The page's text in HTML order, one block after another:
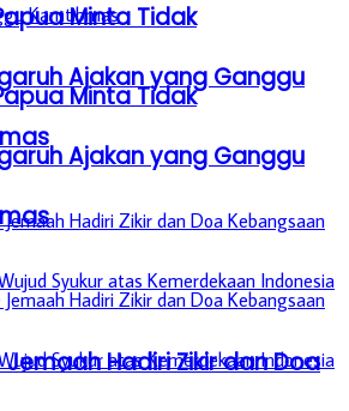
Minta Tidak
Ajakan yang Ganggu
Jemaah Hadiri Zikir dan Doa
Minta Tidak
Ajakan yang Ganggu